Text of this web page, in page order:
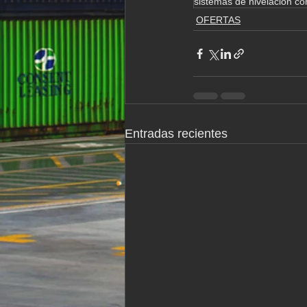
OFERTAS
Entradas recientes